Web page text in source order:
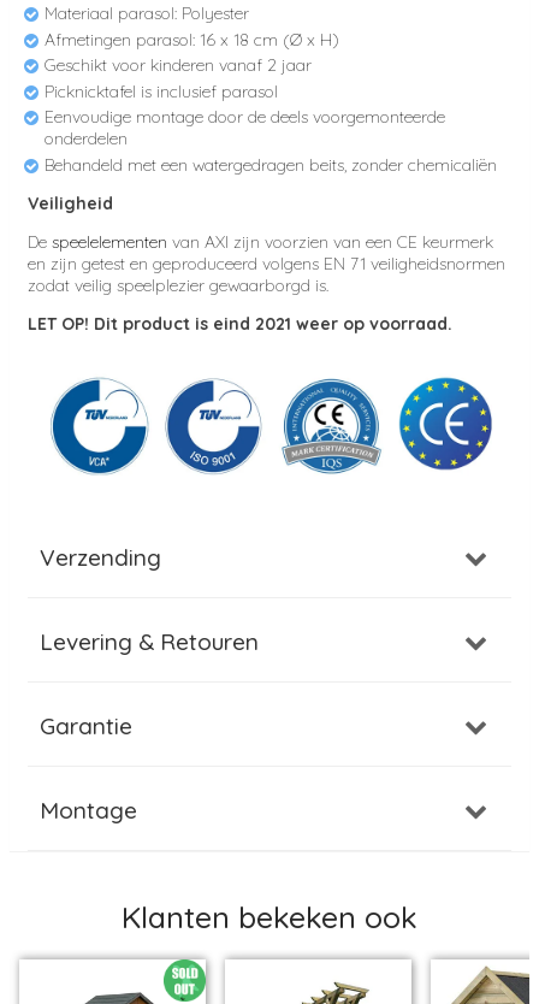
Materiaal parasol: Polyester
Afmetingen parasol: 16 x 18 cm (Ø x H)
Geschikt voor kinderen vanaf 2 jaar
Picknicktafel is inclusief parasol
Eenvoudige montage door de deels voorgemonteerde
onderdelen
Behandeld met een watergedragen beits, zonder chemicaliën
Veiligheid
De speelelementen van AXI zijn voorzien van een CE keurmerk
en zijn getest en geproduceerd volgens EN 71 veiligheidsnormen
zodat veilig speelplezier gewaarborgd is.
LET OP! Dit product is eind 2021 weer op voorraad.
Verzending
Levering & Retouren
Garantie
Montage
Klanten bekeken ook